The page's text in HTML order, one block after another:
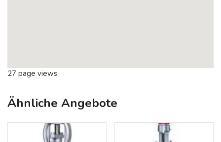
27 page views
Ähnliche Angebote